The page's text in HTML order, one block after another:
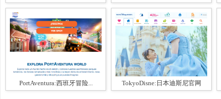
PortAventura:西班牙冒险... TokyoDisne:日本迪斯尼官网